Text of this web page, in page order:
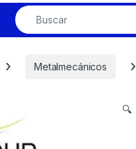
Metalmecánicos
🔍